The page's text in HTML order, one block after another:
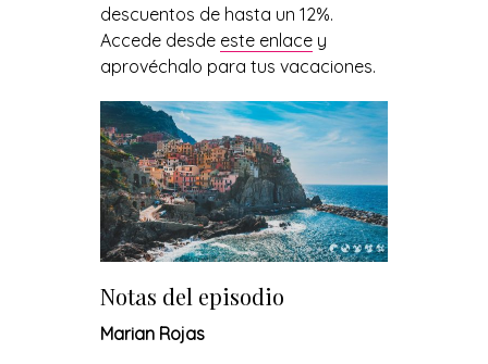
descuentos de hasta un 12%.
Accede desde este enlacey
aprovéchalo para tus vacaciones.
Notas del episodio
Marian Rojas